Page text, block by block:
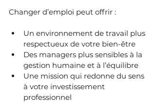
Changer d’emploi peut offrir :
Un environnement de travail plus
respectueux de votre bien-être
Des managers plus sensibles à la
gestion humaine et à l’équilibre
Une mission qui redonne du sens
à votre investissement
professionnel